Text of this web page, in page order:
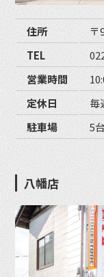
住所
〒
TEL
営業時間
定休日
毎
駐車場
5
八幡店